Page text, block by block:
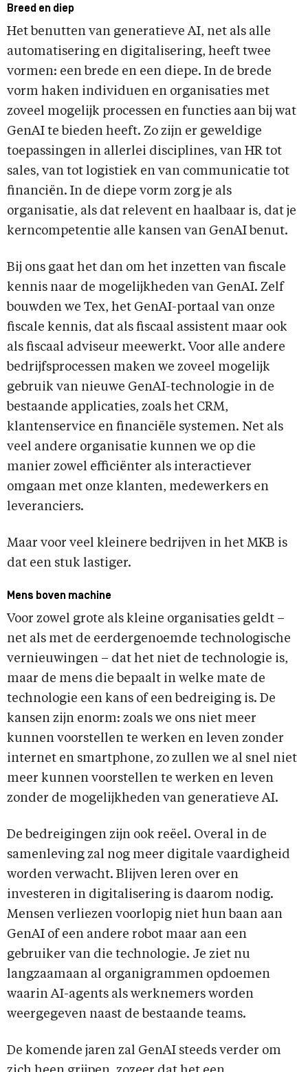
Breed en diep
Het benutten van generatieve AI, net als alle
automatisering en digitalisering, heeft twee
vormen: een brede en een diepe. In de brede
vorm haken individuen en organisaties met
zoveel mogelijk processen en functies aan bij wat
GenAI te bieden heeft. Zo zijn er geweldige
toepassingen in allerlei disciplines, van HR tot
sales, van tot logistiek en van communicatie tot
financiën. In de diepe vorm zorg je als
organisatie, als dat relevent en haalbaar is, dat je
kerncompetentie alle kansen van GenAI benut.
Bij ons gaat het dan om het inzetten van fiscale
kennis naar de mogelijkheden van GenAI. Zelf
bouwden we Tex, het GenAI-portaal van onze
fiscale kennis, dat als fiscaal assistent maar ook
als fiscaal adviseur meewerkt. Voor alle andere
bedrijfsprocessen maken we zoveel mogelijk
gebruik van nieuwe GenAI-technologie in de
bestaande applicaties, zoals het CRM,
klantenservice en financiële systemen. Net als
veel andere organisatie kunnen we op die
manier zowel efficiënter als interactiever
omgaan met onze klanten, medewerkers en
leveranciers.
Maar voor veel kleinere bedrijven in het MKB is
dat een stuk lastiger.
Mens boven machine
Voor zowel grote als kleine organisaties geldt –
net als met de eerdergenoemde technologische
vernieuwingen – dat het niet de technologie is,
maar de mens die bepaalt in welke mate de
technologie een kans of een bedreiging is. De
kansen zijn enorm: zoals we ons niet meer
kunnen voorstellen te werken en leven zonder
internet en smartphone, zo zullen we al snel niet
meer kunnen voorstellen te werken en leven
zonder de mogelijkheden van generatieve AI.
De bedreigingen zijn ook reëel. Overal in de
samenleving zal nog meer digitale vaardigheid
worden verwacht. Blijven leren over en
investeren in digitalisering is daarom nodig.
Mensen verliezen voorlopig niet hun baan aan
GenAI of een andere robot maar aan een
gebruiker van die technologie. Je ziet nu
langzaamaan al organigrammen opdoemen
waarin AI-agents als werknemers worden
weergegeven naast de bestaande teams.
De komende jaren zal GenAI steeds verder om